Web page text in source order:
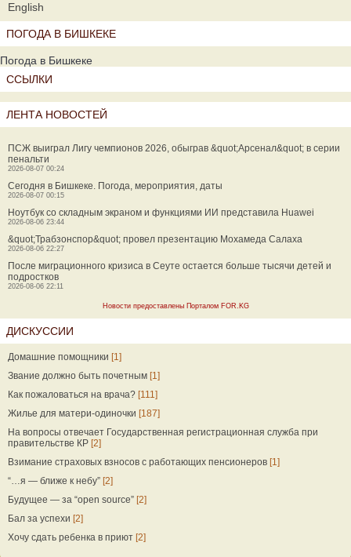
English
ПОГОДА В БИШКЕКЕ
Погода в Бишкеке
ССЫЛКИ
ЛЕНТА НОВОСТЕЙ
ПСЖ выиграл Лигу чемпионов 2026, обыграв &quot;Арсенал&quot; в серии
пенальти
2026-08-07 00:24
Сегодня в Бишкеке. Погода, мероприятия, даты
2026-08-07 00:15
Ноутбук со складным экраном и функциями ИИ представила Huawei
2026-08-06 23:44
&quot;Трабзонспор&quot; провел презентацию Мохамеда Салаха
2026-08-06 22:27
После миграционного кризиса в Сеуте остается больше тысячи детей и
подростков
2026-08-06 22:11
Новости предоставлены Порталом FOR.KG
ДИСКУССИИ
Домашние помощники [1]
Звание должно быть почетным [1]
Как пожаловаться на врача? [111]
Жилье для матери-одиночки [187]
На вопросы отвечает Государственная регистрационная служба при
правительстве КР [2]
Взимание страховых взносов с работающих пенсионеров [1]
“…я — ближе к небу” [2]
Будущее — за “open source” [2]
Бал за успехи [2]
Хочу сдать ребенка в приют [2]